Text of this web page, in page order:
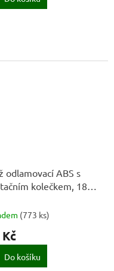
odlamovací ABS s
kolečkem, 18
(773 ks)
Do košíku